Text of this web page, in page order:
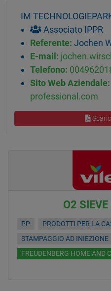
IM
Associato IPPR
Referente: Jochen
E-mail:
Telefono:
Sito Web Aziendale:
professional.com
O2
PP PRODOTTI PER LA
STAMPAGGIO AD INIEZIONE
FREUDENBERG HOME AND